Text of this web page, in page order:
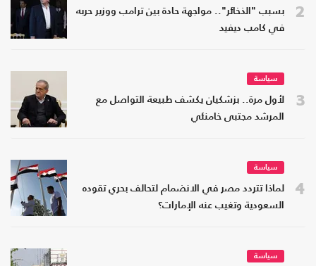
2
بسبب "الذخائر".. مواجهة حادة بين ترامب ووزير حربه
في كامب ديفيد
3
سياسة
لأول مرة.. بزشكيان يكشف طبيعة التواصل مع
المرشد مجتبى خامنئي
4
سياسة
لماذا تتردد مصر في الانضمام لتحالف بحري تقوده
السعودية وتغيب عنه الإمارات؟
سياسة